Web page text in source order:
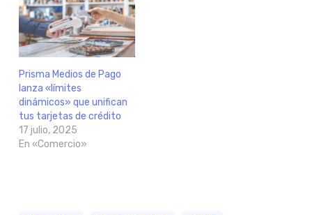
Prisma Medios de Pago
lanza «límites
dinámicos» que unifican
tus tarjetas de crédito
17 julio, 2025
En «Comercio»